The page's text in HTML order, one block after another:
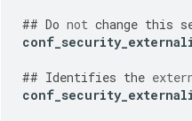
## Do not change this
## Identifies the